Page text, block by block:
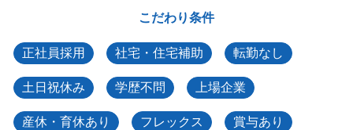
こだわり条件
正社員採用 社宅・住宅補助 転勤なし
土日祝休み 学歴不問 上場企業
産休・育休あり フレックス 賞与あり